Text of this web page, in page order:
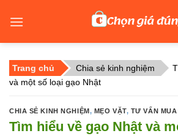
Trang chủ Chia sẻ kinh nghiệm
và một số loại gạo Nhật
CHIA SẺ KINH NGHIỆM, MẸO VẶT, TƯ VẤN
Tìm hiểu về gạo Nhật và